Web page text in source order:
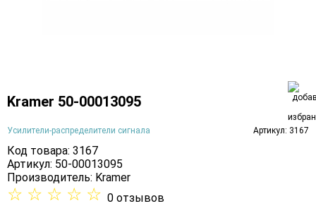
Kramer 50-00013095
Усилители-распределители сигнала Артикул: 3167
Код товара: 3167
Артикул: 50-00013095
Производитель: Kramer
☆ ☆ ☆ ☆ ☆ 0 отзывов